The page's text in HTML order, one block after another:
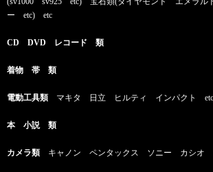
ー etc) etc
CD DVD レコード 類
着物 帯 類
電動工具類 マキタ 日立 ヒルティ インパクト etc
本 小説 類
カメラ類 キャノン ペンタックス ソニー カシオ